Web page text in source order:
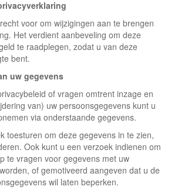
voor om wijzigingen aan te brengen
Het verdient aanbeveling om deze
te raadplegen, zodat u van deze
bent.
uw gegevens
of vragen omtrent inzage en
van) uw persoonsgegevens kunt u
via onderstaande gegevens.
toesturen om deze gegevens in te zien,
Ook kunt u een verzoek indienen om
te vragen voor gegevens met uw
of gemotiveerd aangeven dat u de
wil laten beperken.